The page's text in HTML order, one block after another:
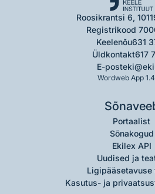
Roosikrantsi 6,
Registrikood
Keelenõu631
Üldkontakt617
E-post
Wordweb App
Portaalist
Sõnakogud
Ekilex API
Uudised ja
Ligipääsetavuse
Kasutus- ja